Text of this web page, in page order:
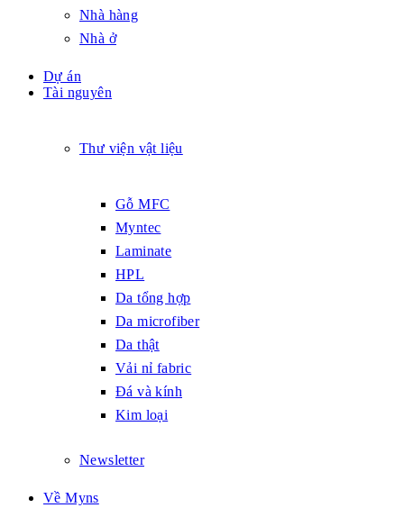
Nhà hàng
Nhà ở
Dự án
Tài nguyên
Thư viện vật liệu
Gỗ MFC
Myntec
Laminate
HPL
Da tổng hợp
Da microfiber
Da thật
Vải nỉ fabric
Đá và kính
Kim loại
Newsletter
Về Myns